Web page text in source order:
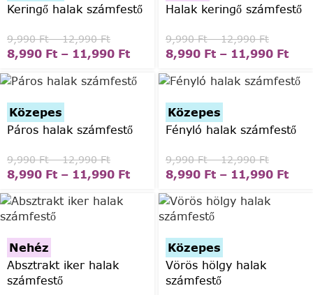
Keringő halak számfestő
9,990Ft – 12,990Ft
8,990 Ft – 11,990 Ft
Halak keringő számfestő
9,990Ft – 12,990Ft
8,990 Ft – 11,990 Ft
Közepes
Páros halak számfestő
9,990Ft – 12,990Ft
8,990 Ft – 11,990 Ft
Közepes
Fényló halak számfestő
9,990Ft – 12,990Ft
8,990 Ft – 11,990 Ft
Nehéz
Absztrakt iker halak
számfestő
Közepes
Vörös hölgy halak
számfestő